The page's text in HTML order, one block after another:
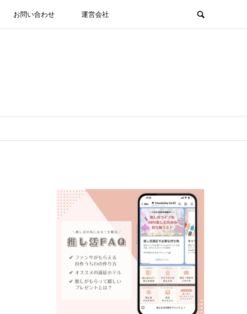
お問い合わせ 運営会社